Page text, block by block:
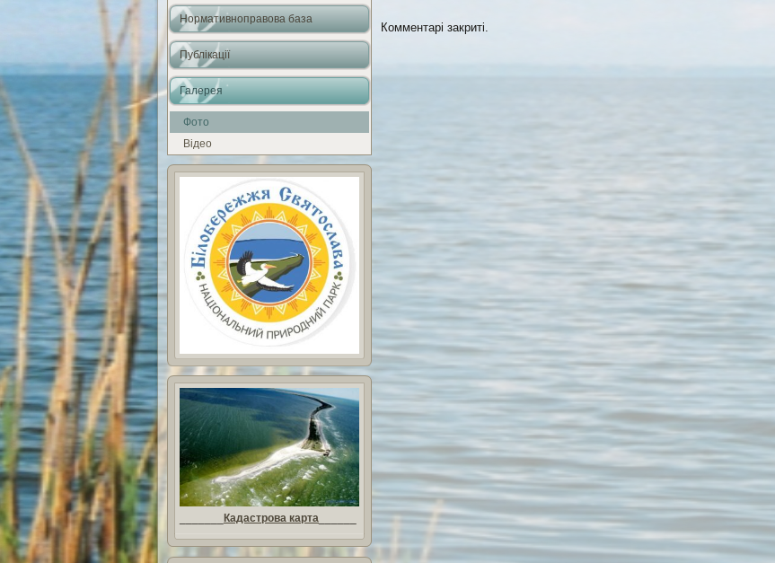
Нормативноправова база
Публікації
Галерея
Фото
Відео
Кадастрова карта
Комментарі закриті.